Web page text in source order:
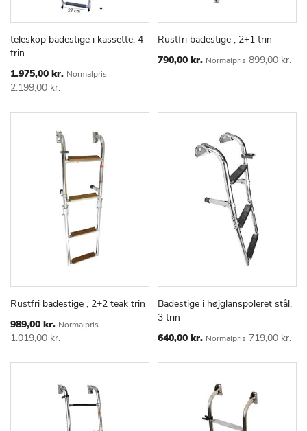
Læg i kurv
TILFØJ
ØNSKE
SAMMENLIGN
teleskop badestige i kassette, 4-
trin
Special
Price
1.975,00 kr. Normalpris
2.199,00 kr.
Læg i kurv
TILFØJ
TIL
Rustfri badestige , 2+1 trin
Special
790,00 kr. Normalpris 899,00 kr.
Læg i kurv
TILFØJ
SAMMENLIGN
Rustfri badestige , 2+2 teak trin
Special
Price
989,00 kr. Normalpris
1.019,00 kr.
Læg i kurv
TILFØJ
ØNSKE
Badestige i højglanspoleret stål,
3 trin
Special
640,00 kr. Normalpris 719,00 kr.